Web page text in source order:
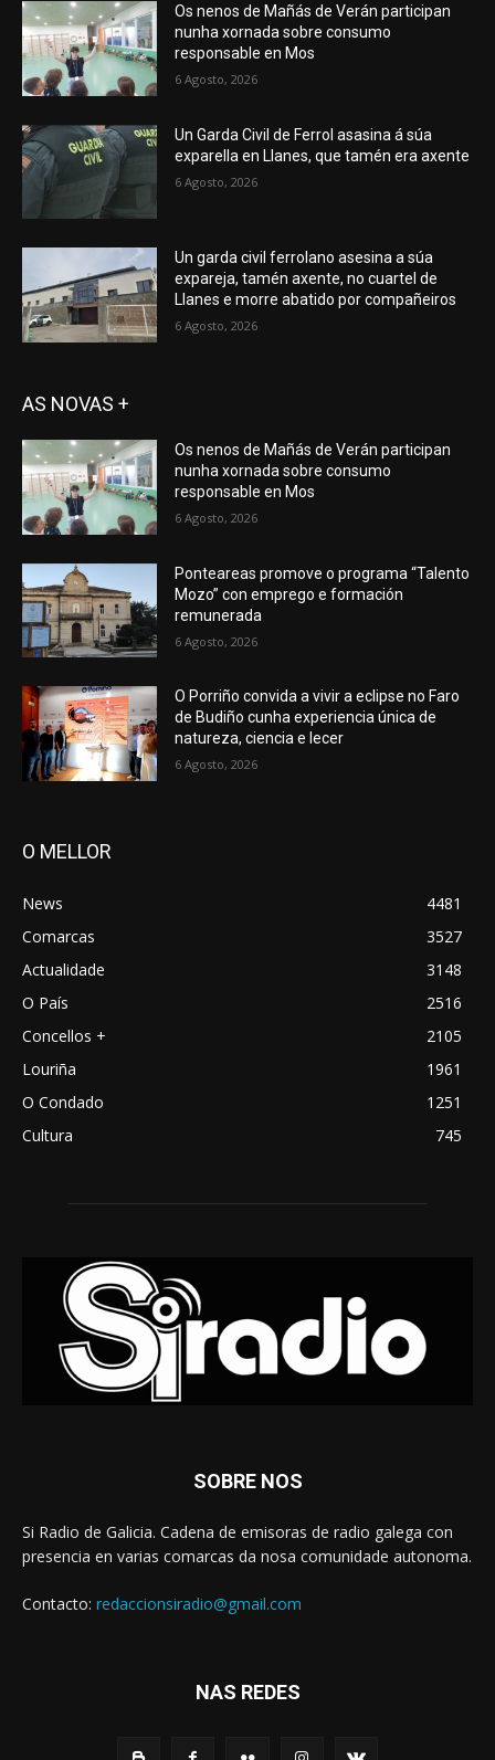
Os nenos de Mañás de Verán participan
nunha xornada sobre consumo
responsable en Mos
6 Agosto, 2026
Un Garda Civil de Ferrol asasina á súa
exparella en Llanes, que tamén era axente
6 Agosto, 2026
Un garda civil ferrolano asesina a súa
expareja, tamén axente, no cuartel de
Llanes e morre abatido por compañeiros
6 Agosto, 2026
AS NOVAS +
Os nenos de Mañás de Verán participan
nunha xornada sobre consumo
responsable en Mos
6 Agosto, 2026
Ponteareas promove o programa “Talento
Mozo” con emprego e formación
remunerada
6 Agosto, 2026
O Porriño convida a vivir a eclipse no Faro
de Budiño cunha experiencia única de
natureza, ciencia e lecer
6 Agosto, 2026
O MELLOR
News
4481
Comarcas
3527
Actualidade
3148
O País
2516
Concellos +
2105
Louriña
1961
O Condado
1251
Cultura
745
SOBRE NOS
Si Radio de Galicia. Cadena de emisoras de radio galega con
presencia en varias comarcas da nosa comunidade autonoma.
Contacto: redaccionsiradio@gmail.com
NAS REDES